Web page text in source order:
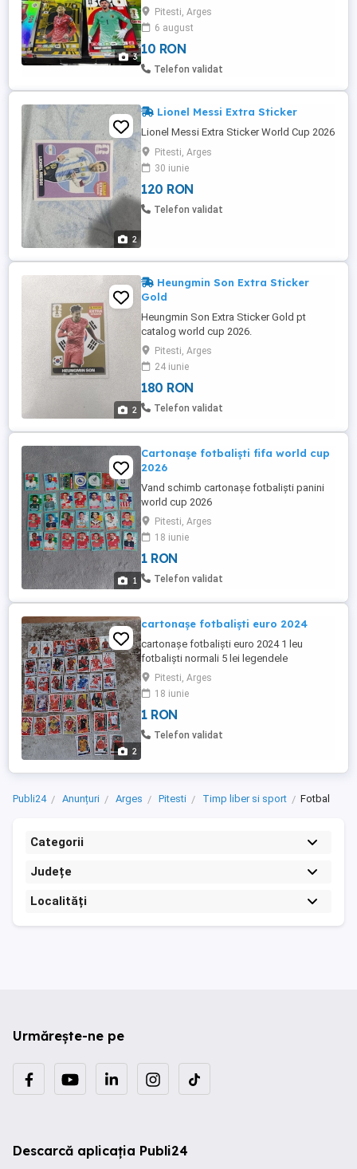
3
carduri disponibile Carduri Base, Mascot,
National Flag și multe carduri speciale
(Heroes, Icons, Fan Favourites, Goal
Machines, Golden Ballers etc.) Prețuri: *
Carduri Base 1 leu buc. * Carduri Mascot &
Pitesti, Arges
6 august
10 RON
Telefon validat
2
Lionel Messi Extra Sticker
Lionel Messi Extra Sticker World Cup 2026
Pitesti, Arges
30 iunie
120 RON
Telefon validat
2
Heungmin Son Extra Sticker
Gold
Heungmin Son Extra Sticker Gold pt
catalog world cup 2026.
Pitesti, Arges
24 iunie
180 RON
Telefon validat
1
Cartonașe fotbaliști fifa world cup
2026
Vand schimb cartonașe fotbaliști panini
world cup 2026
Pitesti, Arges
18 iunie
1 RON
Telefon validat
2
cartonașe fotbaliști euro 2024
cartonașe fotbaliști euro 2024 1 leu
fotbaliști normali 5 lei legendele
Pitesti, Arges
18 iunie
1 RON
Telefon validat
Publi24 Anunțuri Arges Pitesti Timp liber si sport Fotbal
Categorii
Județe
Localități
Urmărește-ne pe
Descarcă aplicația Publi24